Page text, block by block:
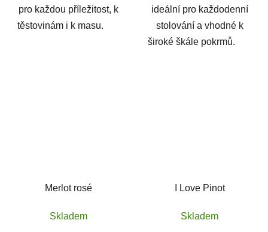
pro každou příležitost, k
těstovinám i k masu.
ideální pro každodenní
stolování a vhodné k
široké škále pokrmů.
Merlot rosé
Skladem
I Love Pinot
Skladem